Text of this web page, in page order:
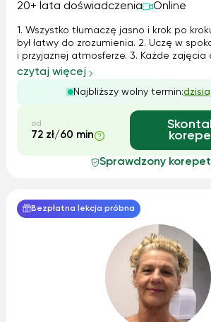
20+ lata doświadczenia Online
1. Wszystko tłumaczę jasno i krok po
był łatwy do zrozumienia. 2. Uczę w spokojnej, bezstresowej
i przyjaznej atmosferze. 3. Każde zajęcia dopasowuję
indywidualnie do potrzeb i tempa ucznia. 4. Cierpliwie
odpowiadam na pytania i wracam do
czytaj więcej
Najbliższy wolny termin:
od
72 zł/60 min
Sprawdzony
Bezpłatna lekcja próbna